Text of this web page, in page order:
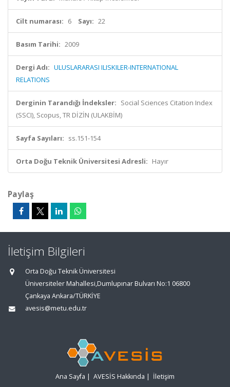
Cilt numarası: 6 Sayı: 22
Basım Tarihi: 2009
Dergi Adı: ULUSLARARASI ILISKILER-INTERNATIONAL
RELATIONS
Derginin Tarandığı İndeksler: Social Sciences Citation Index
(SSCI), Scopus, TR DİZİN (ULAKBİM)
Sayfa Sayıları: ss.151-154
Orta Doğu Teknik Üniversitesi Adresli: Hayır
Paylaş
İletişim Bilgileri
Orta Doğu Teknik Üniversitesi
Üniversiteler Mahallesi,Dumlupınar Bulvarı No:1 06800
Çankaya Ankara/TÜRKİYE
avesis@metu.edu.tr
Ana Sayfa | AVESİS Hakkında | İletişim